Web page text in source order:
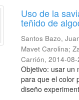
Uso de la
teñido de
Santos Bazo,
Mavet Carolina;
Carrión,2014-
Objetivo: usar un
para que el color
diseño